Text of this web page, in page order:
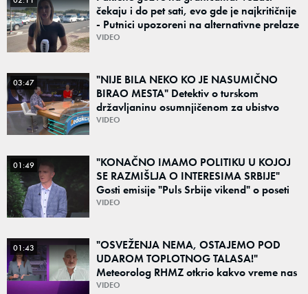
čekaju i do pet sati, evo gde je najkritičnije
- Putnici upozoreni na alternativne prelaze
VIDEO
03:47
"NIJE BILA NEKO KO JE NASUMIČNO
BIRAO MESTA" Detektiv o turskom
državljaninu osumnjičenom za ubistvo
Ruskinje (28): "Mogao je da se predstavi
VIDEO
01:49
"KONAČNO IMAMO POLITIKU U KOJOJ
SE RAZMIŠLJA O INTERESIMA SRBIJE"
Gosti emisije "Puls Srbije vikend" o poseti
Zelenskog Beogradu: "Otvaraju se nova
VIDEO
01:43
"OSVEŽENJA NEMA, OSTAJEMO POD
UDAROM TOPLOTNOG TALASA!"
Meteorolog RHMZ otkrio kakvo vreme nas
čeka do kraja avgusta
VIDEO